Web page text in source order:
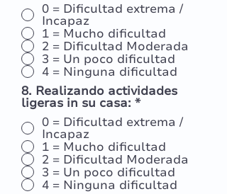
0 = Dificultad extrema /
Incapaz
1 = Mucho dificultad
2 = Dificultad Moderada
3 = Un poco dificultad
4 = Ninguna dificultad
8. Realizando actividades
ligeras in su casa: *
0 = Dificultad extrema /
Incapaz
1 = Mucho dificultad
2 = Dificultad Moderada
3 = Un poco dificultad
4 = Ninguna dificultad